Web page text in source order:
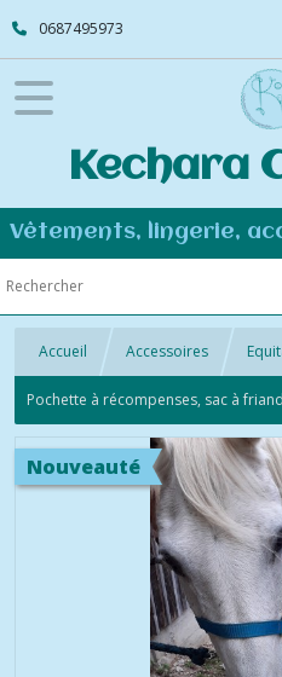
0687495973
Kechara
Accueil Accessoires
Pochette à récompenses, sac à
Nouveauté